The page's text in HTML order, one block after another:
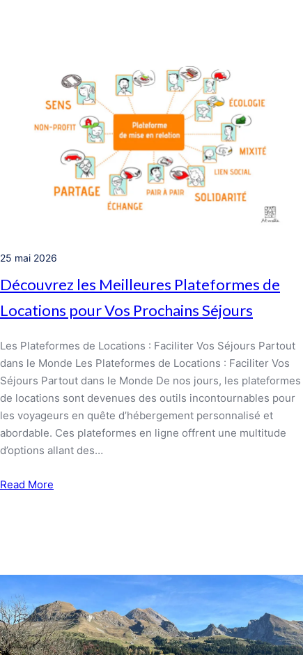
25 mai 2026
Découvrez les Meilleures Plateformes de
Locations pour Vos Prochains Séjours
Les Plateformes de Locations : Faciliter Vos Séjours Partout
dans le Monde Les Plateformes de Locations : Faciliter Vos
Séjours Partout dans le Monde De nos jours, les plateformes
de locations sont devenues des outils incontournables pour
les voyageurs en quête d’hébergement personnalisé et
abordable. Ces plateformes en ligne offrent une multitude
d’options allant des…
Read More